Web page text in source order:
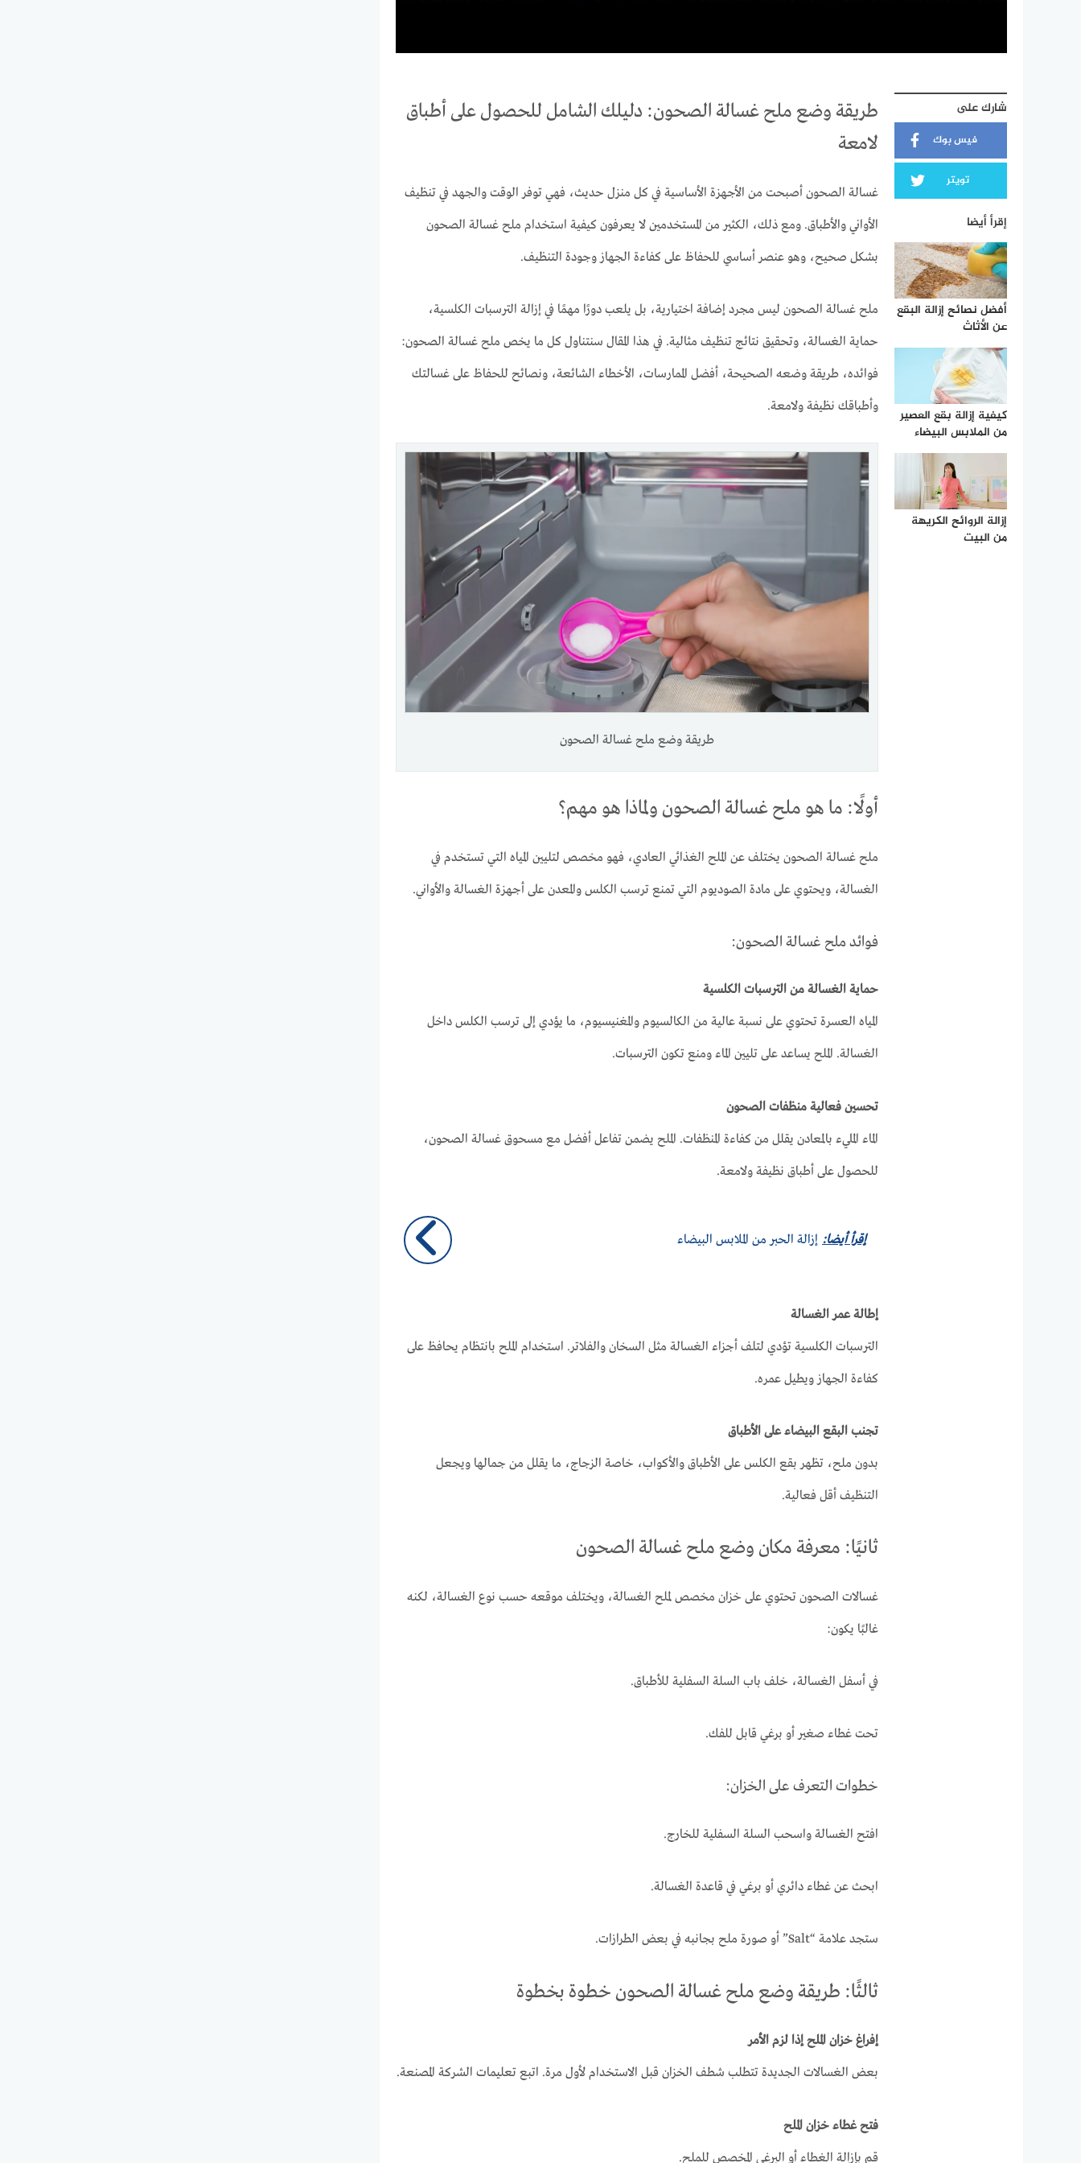
شارك على
فيس بوك
تويتر
إقرأ أيضا
أفضل نصائح إزالة البقع
عن الأثاث
كيفية إزالة بقع العصير
من الملابس البيضاء
إزالة الروائح الكريهة
من البيت
طريقة وضع ملح غسالة الصحون: دليلك الشامل للحصول على أطباق
لامعة
غسالة الصحون أصبحت من الأجهزة الأساسية في كل منزل حديث، فهي توفر الوقت والجهد في تنظيف
الأواني والأطباق. ومع ذلك، الكثير من المستخدمين لا يعرفون كيفية استخدام ملح غسالة الصحون
بشكل صحيح، وهو عنصر أساسي للحفاظ على كفاءة الجهاز وجودة التنظيف.
ملح غسالة الصحون ليس مجرد إضافة اختيارية، بل يلعب دورًا مهمًا في إزالة الترسبات الكلسية،
حماية الغسالة، وتحقيق نتائج تنظيف مثالية. في هذا المقال سنتناول كل ما يخص ملح غسالة الصحون:
فوائده، طريقة وضعه الصحيحة، أفضل الممارسات، الأخطاء الشائعة، ونصائح للحفاظ على غسالتك
وأطباقك نظيفة ولامعة.
طريقة وضع ملح غسالة الصحون
أولًا: ما هو ملح غسالة الصحون ولماذا هو مهم؟
ملح غسالة الصحون يختلف عن الملح الغذائي العادي، فهو مخصص لتليين المياه التي تستخدم في
الغسالة، ويحتوي على مادة الصوديوم التي تمنع ترسب الكلس والمعدن على أجهزة الغسالة والأواني.
فوائد ملح غسالة الصحون:
حماية الغسالة من الترسبات الكلسية
المياه العسرة تحتوي على نسبة عالية من الكالسيوم والمغنيسيوم، ما يؤدي إلى ترسب الكلس داخل
الغسالة. الملح يساعد على تليين الماء ومنع تكون الترسبات.
تحسين فعالية منظفات الصحون
الماء المليء بالمعادن يقلل من كفاءة المنظفات. الملح يضمن تفاعل أفضل مع مسحوق غسالة الصحون،
للحصول على أطباق نظيفة ولامعة.
إقرأ أيضا: إزالة الحبر من الملابس البيضاء
إطالة عمر الغسالة
الترسبات الكلسية تؤدي لتلف أجزاء الغسالة مثل السخان والفلاتر. استخدام الملح بانتظام يحافظ على
كفاءة الجهاز ويطيل عمره.
تجنب البقع البيضاء على الأطباق
بدون ملح، تظهر بقع الكلس على الأطباق والأكواب، خاصة الزجاج، ما يقلل من جمالها ويجعل
التنظيف أقل فعالية.
ثانيًا: معرفة مكان وضع ملح غسالة الصحون
غسالات الصحون تحتوي على خزان مخصص لملح الغسالة، ويختلف موقعه حسب نوع الغسالة، لكنه
غالبًا يكون:
في أسفل الغسالة، خلف باب السلة السفلية للأطباق.
تحت غطاء صغير أو برغي قابل للفك.
خطوات التعرف على الخزان:
افتح الغسالة واسحب السلة السفلية للخارج.
ابحث عن غطاء دائري أو برغي في قاعدة الغسالة.
ستجد علامة “Salt” أو صورة ملح بجانبه في بعض الطرازات.
ثالثًا: طريقة وضع ملح غسالة الصحون خطوة بخطوة
إفراغ خزان الملح إذا لزم الأمر
بعض الغسالات الجديدة تتطلب شطف الخزان قبل الاستخدام لأول مرة. اتبع تعليمات الشركة المصنعة.
فتح غطاء خزان الملح
قم بإزالة الغطاء أو البرغي المخصص للملح.